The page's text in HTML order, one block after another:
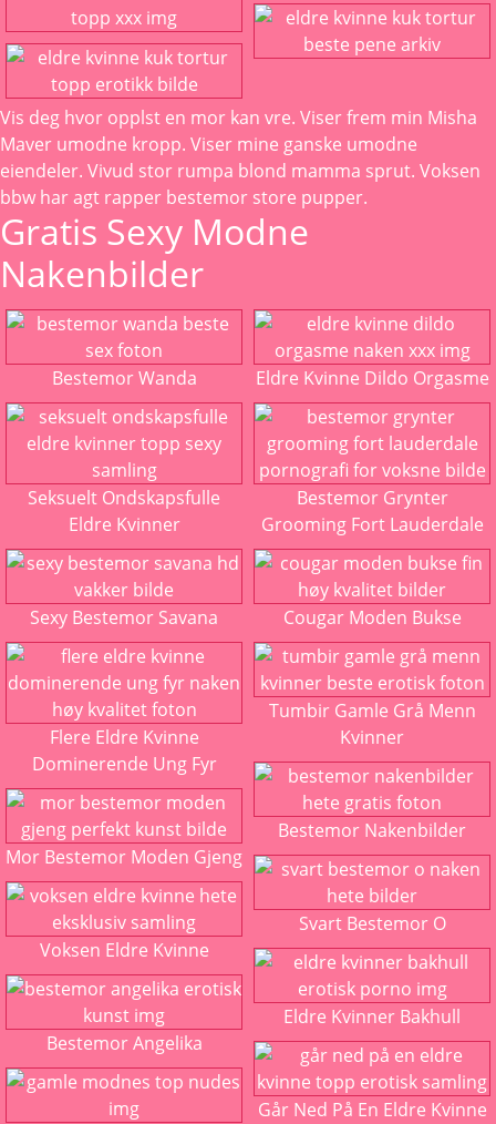
Vis deg hvor opplst en mor kan vre. Viser frem min Misha
Maver umodne kropp. Viser mine ganske umodne
eiendeler. Vivud stor rumpa blond mamma sprut. Voksen
bbw haragt rapper bestemor store pupper.
Gratis Sexy Modne
Nakenbilder
Bestemor Wanda
Seksuelt Ondskapsfulle
Eldre Kvinner
Sexy Bestemor Savana
Flere Eldre Kvinne
Dominerende Ung Fyr
Mor Bestemor Moden Gjeng
Voksen Eldre Kvinne
Bestemor Angelika
Eldre Kvinne Dildo Orgasme
Bestemor Grynter
Grooming Fort Lauderdale
Cougar Moden Bukse
Tumbir Gamle Grå Menn
Kvinner
Bestemor Nakenbilder
Svart Bestemor O
Eldre Kvinner Bakhull
Går Ned På En Eldre Kvinne